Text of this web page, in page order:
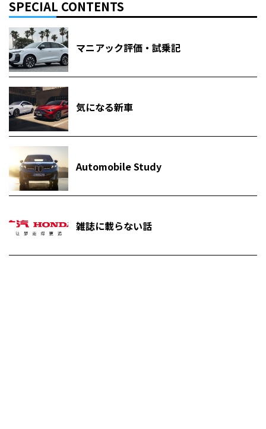
SPECIAL CONTENTS
マニアック評価・試乗記
気になる新車
Automobile Study
雑誌に載らない話